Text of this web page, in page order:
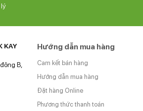
KAY
B,
Hướng dẫn mua hàng
Cam kết bán hàng
Hướng dẫn mua hàng
Đặt hàng Online
Phương thức thanh toán